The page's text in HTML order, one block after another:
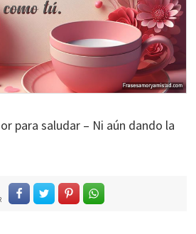
para saludar – Ni aún dando la